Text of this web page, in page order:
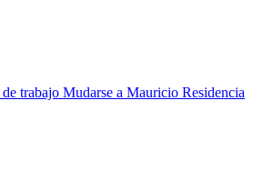
trabajo Mudarse a Mauricio Residencia